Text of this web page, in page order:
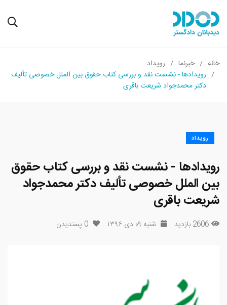
خانه خبرنما
رویداد
رویدادها - نشست نقد و بررسی کتاب حقوق بین الملل خصوصی تألیف
دکتر محمدجواد شریعت باقری
رویداد
رویدادها - نشست نقد و بررسی کتاب حقوق
بین الملل خصوصی تألیف دکتر محمدجواد
شریعت باقری
2606 بازدید شنبه ۰۹ دی ۱۳۹۶ 0 پسندیدن